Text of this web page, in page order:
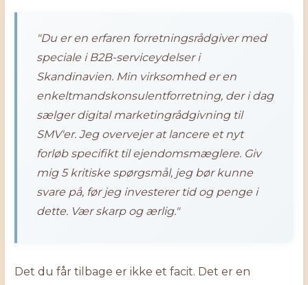
"Du er en erfaren forretningsrådgiver med
speciale i B2B-serviceydelser i
Skandinavien. Min virksomhed er en
enkeltmandskonsulentforretning, der i dag
sælger digital marketingrådgivning til
SMV'er. Jeg overvejer at lancere et nyt
forløb specifikt til ejendomsmæglere. Giv
mig 5 kritiske spørgsmål, jeg bør kunne
svare på, før jeg investerer tid og penge i
dette. Vær skarp og ærlig."
Det du får tilbage er ikke et facit. Det er en